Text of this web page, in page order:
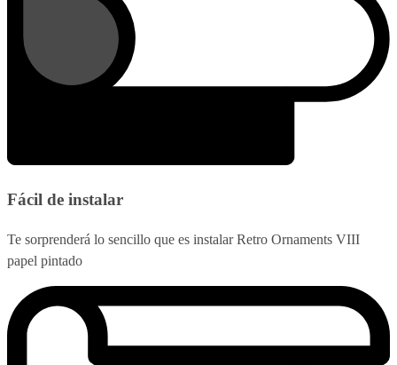
Fácil de instalar
Te sorprenderá lo sencillo que es instalar Retro Ornaments VIII
papel pintado